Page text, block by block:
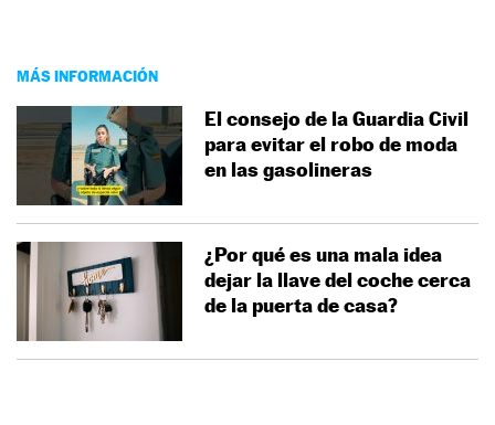
MÁS INFORMACIÓN
El consejo de la Guardia Civil
para evitar el robo de moda
en las gasolineras
¿Por qué es una mala idea
dejar la llave del coche cerca
de la puerta de casa?